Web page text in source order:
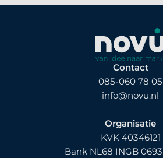
Contact
085-060 78 05
info@novu.nl
Organisatie
KVK 40346121
Bank NL68 INGB 0693